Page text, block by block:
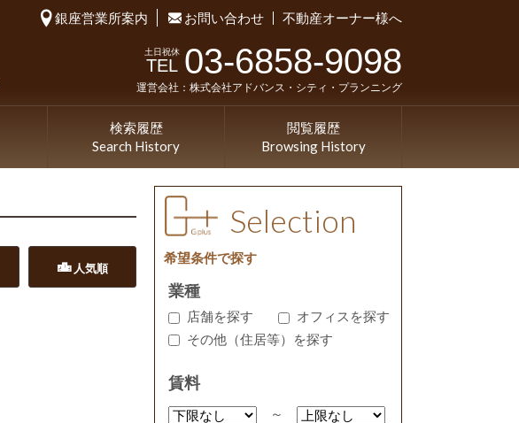
銀座営業所案内 お問い合わせ 不動産オーナー様へ
土日祝休
TEL 03-6858-9098
運営会社：株式会社アドバンス・シティ・プランニング
検索履歴
Search History
閲覧履歴
Browsing History
人気順
Selection
希望条件で探す
業種
店舗を探す
オフィスを探す
その他（住居等）を探す
賃料
～